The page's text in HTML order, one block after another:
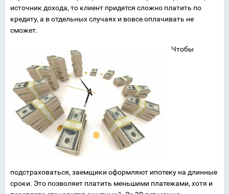
источник дохода, то клиент придется сложно платить по
кредиту, а в отдельных случаях и вовсе оплачивать не
сможет.
Чтобы
подстраховаться, заемщики оформляют ипотеку на длинные
сроки. Это позволяет платить меньшими платежами, хотя и